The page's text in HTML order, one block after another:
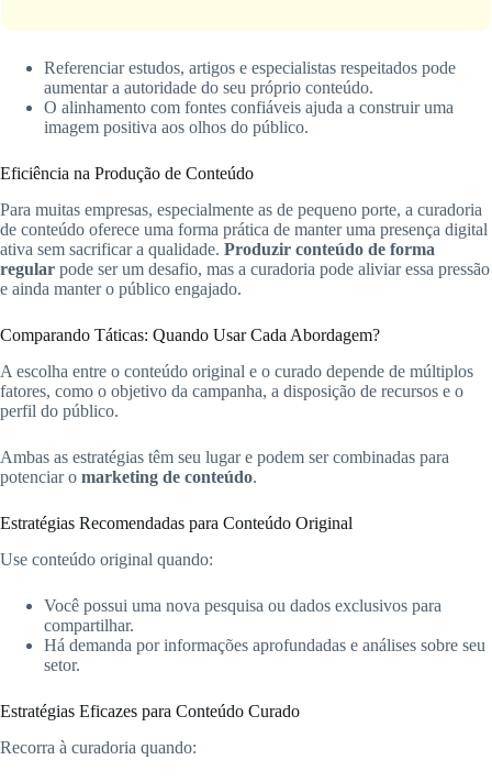
Referenciar estudos, artigos e especialistas respeitados pode
aumentar a autoridade do seu próprio conteúdo.
O alinhamento com fontes confiáveis ajuda a construir uma
imagem positiva aos olhos do público.
Eficiência na Produção de Conteúdo
Para muitas empresas, especialmente as de pequeno porte, a curadoria
de conteúdo oferece uma forma prática de manter uma presença digital
ativa sem sacrificar a qualidade. Produzir conteúdo de forma
regular pode ser um desafio, mas a curadoria pode aliviar essa pressão
e ainda manter o público engajado.
Comparando Táticas: Quando Usar Cada Abordagem?
A escolha entre o conteúdo original e o curado depende de múltiplos
fatores, como o objetivo da campanha, a disposição de recursos e o
perfil do público.
Ambas as estratégias têm seu lugar e podem ser combinadas para
potenciar o marketing de conteúdo.
Estratégias Recomendadas para Conteúdo Original
Use conteúdo original quando:
Você possui uma nova pesquisa ou dados exclusivos para
compartilhar.
Há demanda por informações aprofundadas e análises sobre seu
setor.
Estratégias Eficazes para Conteúdo Curado
Recorra à curadoria quando: